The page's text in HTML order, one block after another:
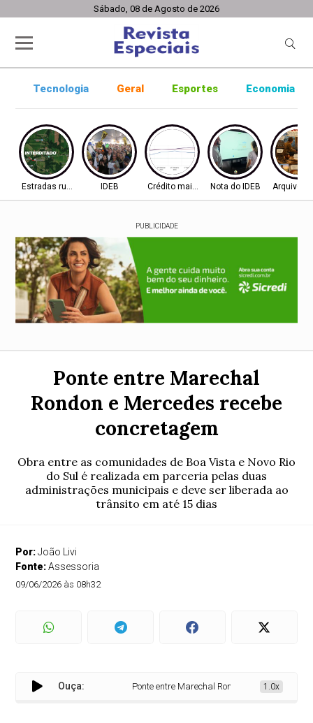
Sábado, 08 de Agosto de 2026
Tecnologia Geral Esportes Economia
Estradas rurais IDEB Crédito mais difícilNota do IDEB Arquivo
PUBLICIDADE
Ponte entre Marechal
Rondon e Mercedes recebe
concretagem
Obra entre as comunidades de Boa Vista e Novo Rio
do Sul é realizada em parceria pelas duas
administrações municipais e deve ser liberada ao
trânsito em até 15 dias
Por:João Livi
Fonte:Assessoria
09/06/2026 às 08h32
Ouça: Ponte entre Marechal Rondon e Mercedes
1.0x